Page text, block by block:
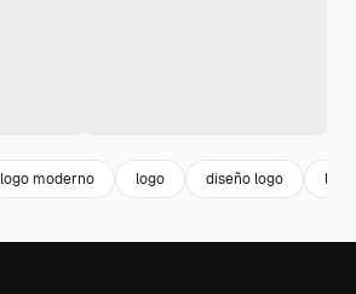
logo moderno logo diseño logo